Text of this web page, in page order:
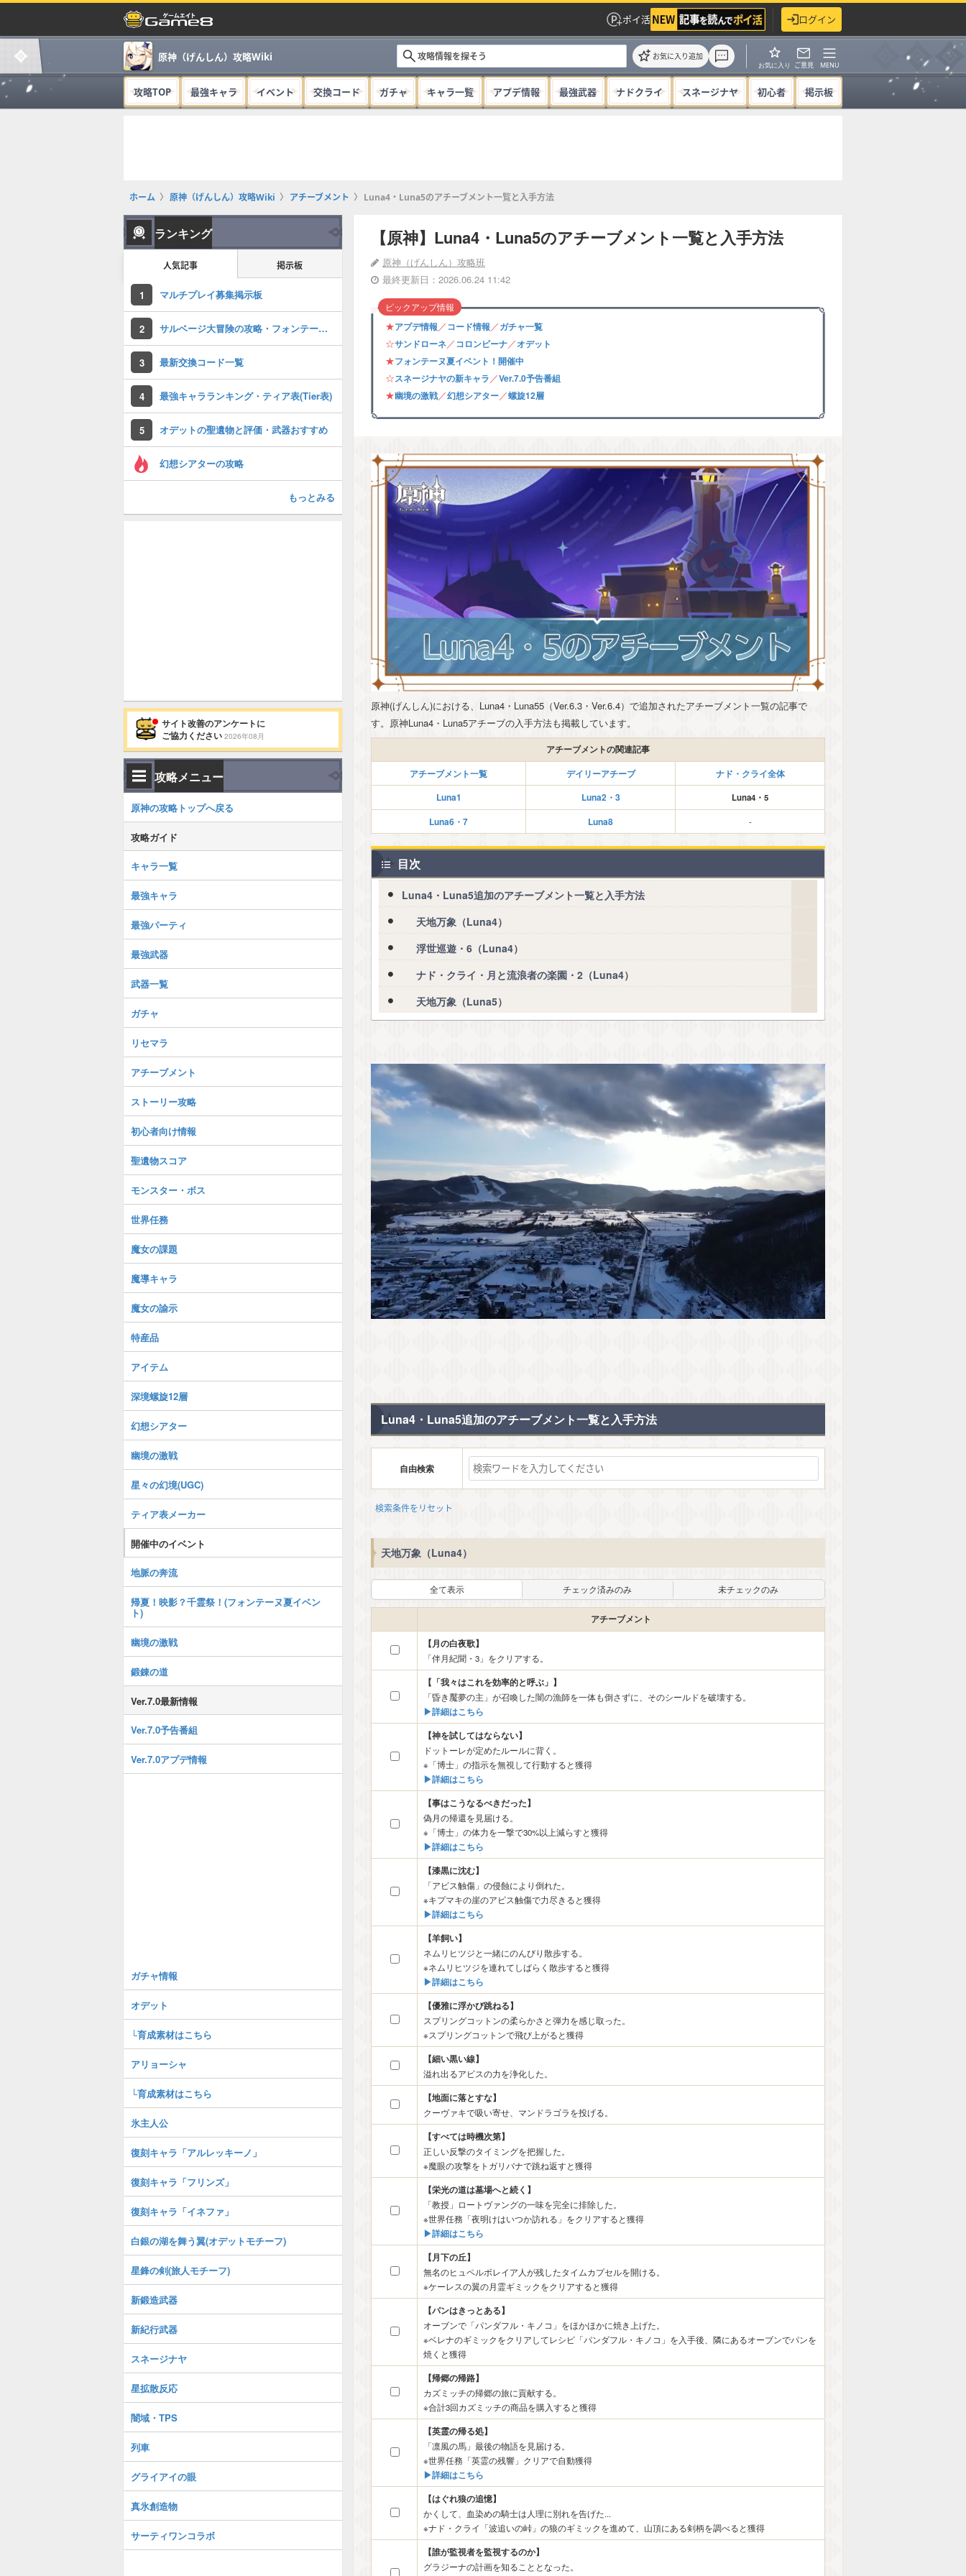
ポイ活 ログイン
原神（げんしん）攻略Wiki お気に入り追加
お気に入り ご意見 MENU
攻略TOP 最強キャラ イベント 交換コード ガチャ キャラ一覧 アプデ情報 最強武器 ナドクライ スネージナヤ 初心者 掲示板
ホーム 原神（げんしん）攻略Wiki アチーブメント Luna4・Luna5のアチーブメント一覧と入手方法
【原神】Luna4・Luna5のアチーブメント一覧と入手方法
原神（げんしん）攻略班
最終更新日：2026.06.24 11:42
★アプデ情報／コード情報／ガチャ一覧
☆サンドローネ／コロンビーナ／オデット
★フォンテーヌ夏イベント！開催中
☆スネージナヤの新キャラ／Ver.7.0予告番組
★幽境の激戦／幻想シアター／螺旋12層
ピックアップ情報
原神(げんしん)における、Luna4・Luna55（Ver.6.3・Ver.6.4）で追加されたアチーブメント一覧の記事で
す。原神Luna4・Luna5アチーブの入手方法も掲載しています。
アチーブメントの関連記事
アチーブメント一覧 デイリーアチーブ
ナド・クライ全体
Luna1
Luna2・3 Luna4・5
Luna6・7 Luna8 -
目次
Luna4・Luna5追加のアチーブメント一覧と入手方法
天地万象（Luna4）
浮世巡遊・6（Luna4）
ナド・クライ・月と流浪者の楽園・2（Luna4）
天地万象（Luna5）
Luna4・Luna5追加のアチーブメント一覧と入手方法
自由検索
検索条件をリセット
天地万象（Luna4）
全て表示 チェック済みのみ 未チェックのみ
アチーブメント
【月の白夜歌】
「伴月紀聞・3」をクリアする。
【「我々はこれを効率的と呼ぶ」】
「昏き魘夢の主」が召喚した闇の漁師を一体も倒さずに、そのシールドを破壊する。
▶︎詳細はこちら
【神を試してはならない】
ドットーレが定めたルールに背く。
※「博士」の指示を無視して行動すると獲得
▶︎詳細はこちら
【事はこうなるべきだった】
偽月の帰還を見届ける。
※「博士」の体力を一撃で30%以上減らすと獲得
▶︎詳細はこちら
【漆黒に沈む】
「アビス触傷」の侵蝕により倒れた。
※キプマキの崖のアビス触傷で力尽きると獲得
▶︎詳細はこちら
【羊飼い】
ネムリヒツジと一緒にのんびり散歩する。
※ネムリヒツジを連れてしばらく散歩すると獲得
▶︎詳細はこちら
【優雅に浮かび跳ねる】
スプリングコットンの柔らかさと弾力を感じ取った。
※スプリングコットンで飛び上がると獲得
【細い黒い線】
溢れ出るアビスの力を浄化した。
【地面に落とすな】
クーヴァキで吸い寄せ、マンドラゴラを投げる。
【すべては時機次第】
正しい反撃のタイミングを把握した。
※魔眼の攻撃をトガリバナで跳ね返すと獲得
【栄光の道は墓場へと続く】
「教授」ロートヴァングの一味を完全に排除した。
※世界任務「夜明けはいつか訪れる」をクリアすると獲得
▶︎詳細はこちら
【月下の丘】
無名のヒュペルボレイア人が残したタイムカプセルを開ける。
※ケーレスの翼の月霊ギミックをクリアすると獲得
【パンはきっとある】
オーブンで「パンダフル・キノコ」をほかほかに焼き上げた。
※ベレナのギミックをクリアしてレシピ「パンダフル・キノコ」を入手後、隣にあるオーブンでパンを
焼くと獲得
【帰郷の帰路】
カズミッチの帰郷の旅に貢献する。
※合計3回カズミッチの商品を購入すると獲得
【英霊の帰る処】
「凛風の馬」最後の物語を見届ける。
※世界任務「英霊の残響」クリアで自動獲得
▶︎詳細はこちら
【はぐれ狼の追憶】
かくして、血染めの騎士は人理に別れを告げた...
※ナド・クライ「波追いの峠」の狼のギミックを進めて、山頂にある剣柄を調べると獲得
【誰が監視者を監視するのか】
グラジーナの計画を知ることとなった。
ランキング
人気記事 掲示板
1 マルチプレイ募集掲示板
2 サルベージ大冒険の攻略・フォンテーヌ夏イベント
3 最新交換コード一覧
4 最強キャラランキング・ティア表(Tier表)
5 オデットの聖遺物と評価・武器おすすめ
幻想シアターの攻略
もっとみる
サイト改善のアンケートに
ご協力ください 2026年08月
攻略メニュー
原神の攻略トップへ戻る
攻略ガイド
キャラ一覧
最強キャラ
最強パーティ
最強武器
武器一覧
ガチャ
リセマラ
アチーブメント
ストーリー攻略
初心者向け情報
聖遺物スコア
モンスター・ボス
世界任務
魔女の課題
魔導キャラ
魔女の諭示
特産品
アイテム
深境螺旋12層
幻想シアター
幽境の激戦
星々の幻境(UGC)
ティア表メーカー
開催中のイベント
地脈の奔流
帰夏！映影？千霊祭！(フォンテーヌ夏イベン
ト)
幽境の激戦
鍛錬の道
Ver.7.0最新情報
Ver.7.0予告番組
Ver.7.0アプデ情報
ガチャ情報
オデット
└育成素材はこちら
アリョーシャ
└育成素材はこちら
氷主人公
復刻キャラ「アルレッキーノ」
復刻キャラ「フリンズ」
復刻キャラ「イネファ」
白銀の湖を舞う翼(オデットモチーフ)
星鋒の剣(旅人モチーフ)
新鍛造武器
新紀行武器
スネージナヤ
星拡散反応
闇域・TPS
列車
グライアイの眼
真氷創造物
サーティワンコラボ